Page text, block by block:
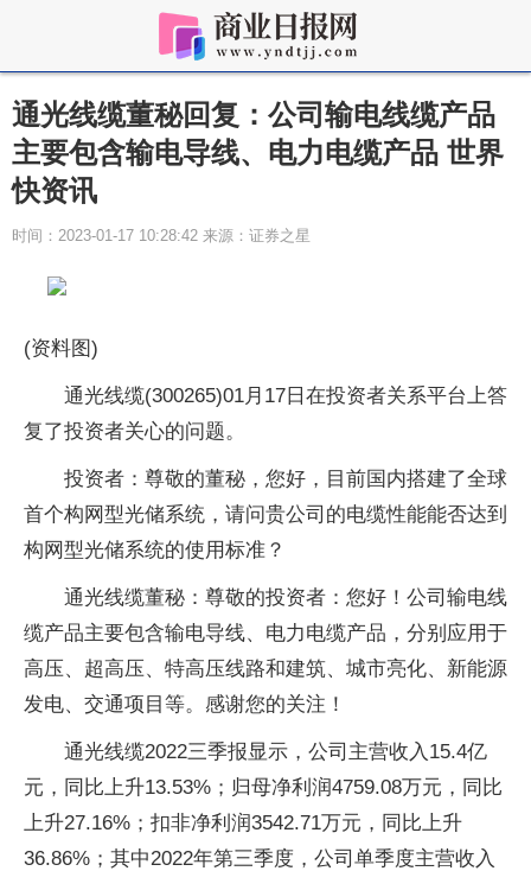
通光线缆董秘回复：公司输电线缆产品
主要包含输电导线、电力电缆产品 世界
快资讯
时间：2023-01-17 10:28:42 来源：证券之星
(资料图)
通光线缆(300265)01月17日在投资者关系平台上答
复了投资者关心的问题。
投资者：尊敬的董秘，您好，目前国内搭建了全球
首个构网型光储系统，请问贵公司的电缆性能能否达到
构网型光储系统的使用标准？
通光线缆董秘：尊敬的投资者：您好！公司输电线
缆产品主要包含输电导线、电力电缆产品，分别应用于
高压、超高压、特高压线路和建筑、城市亮化、新能源
发电、交通项目等。感谢您的关注！
通光线缆2022三季报显示，公司主营收入15.4亿
元，同比上升13.53%；归母净利润4759.08万元，同比
上升27.16%；扣非净利润3542.71万元，同比上升
36.86%；其中2022年第三季度，公司单季度主营收入